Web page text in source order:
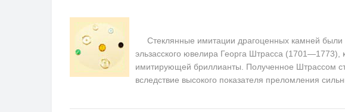
Стеклянные имитации драгоценных камней были
эльзасского ювелира Георга Штрасса (1701—1773),
имитирующей бриллианты. Полученное Штрассом
вследствие высокого показателя преломления